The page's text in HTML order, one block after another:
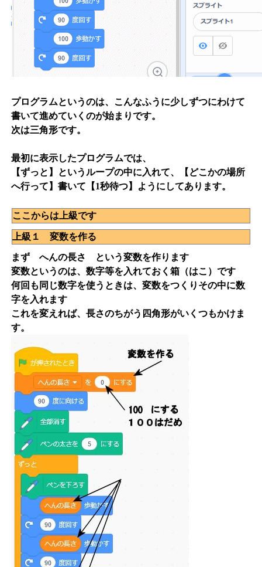
プログラムというのは、こんなふうに少しずつにわけて
書いて進めていくのが始まりです。
次は三角形です。
最初に表示したプログラムでは、
【ずっと】というループの中に入れて、【どこかの場所
へ行って】書いて【1秒待つ】ようにしてあります。
ここからは上級です
上級１ 変数を作る
まず へんの長さ という変数を作ります
変数というのは、数字等を入れておく箱（はこ）です
何回も同じ数字を使うときは、変数をつくりその中に数
字を入れます
これを変えれば、長さのちがう四角形がいくつもかけま
す。